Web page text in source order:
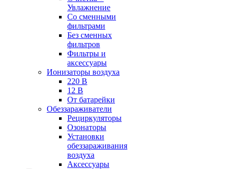
Увлажнение
Cо сменными
фильтрами
Без сменных
фильтров
Фильтры и
аксессуары
Ионизаторы воздуха
220 В
12 В
От батарейки
Обеззараживатели
Рециркуляторы
Озонаторы
Установки
обеззараживания
воздуха
Аксессуары